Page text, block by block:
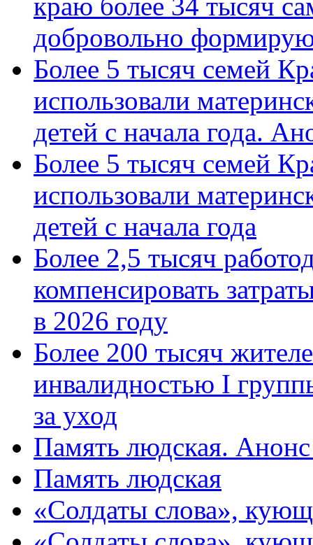
добровольно
Более 5 тысяч семей
использовали
детей с начала года.
Более 5 тысяч семей
использовали
детей с начала года
Более 2,5 тысяч
компенсировать
в 2026 году
Более 200 тысяч
инвалидностью I
за уход
Память людская.
Память людская
«Солдаты слова»,